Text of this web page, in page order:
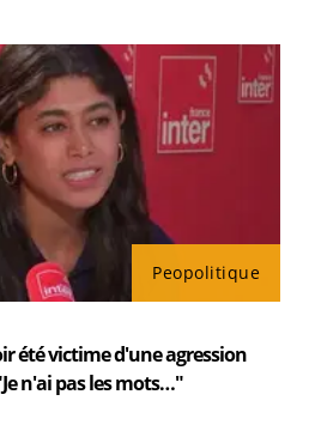
Peopolitique
été victime d'une agression
n'ai pas les mots…"